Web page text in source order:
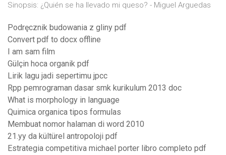
Sinopsis: ¿Quién se ha llevado mi queso? - Miguel Arguedas
Podręcznik budowania z gliny pdf
Convert pdf to docx offline
I am sam film
Gülçin hoca organik pdf
Lirik lagu jadi sepertimu jpcc
Rpp pemrograman dasar smk kurikulum 2013 doc
What is morphology in language
Quimica organica tipos formulas
Membuat nomor halaman di word 2010
21.yy da kültürel antropoloji pdf
Estrategia competitiva michael porter libro completo pdf